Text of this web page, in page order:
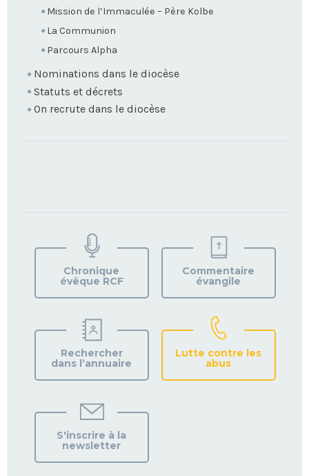
Mission de l’Immaculée – Père Kolbe
La Communion
Parcours Alpha
Nominations dans le diocèse
Statuts et décrets
On recrute dans le diocèse
VOTRE
PAROISSE
Chronique
évêque RCF
Commentaire
évangile
Rechercher
dans l’annuaire
Lutte contre les
abus
S'inscrire à la
newsletter